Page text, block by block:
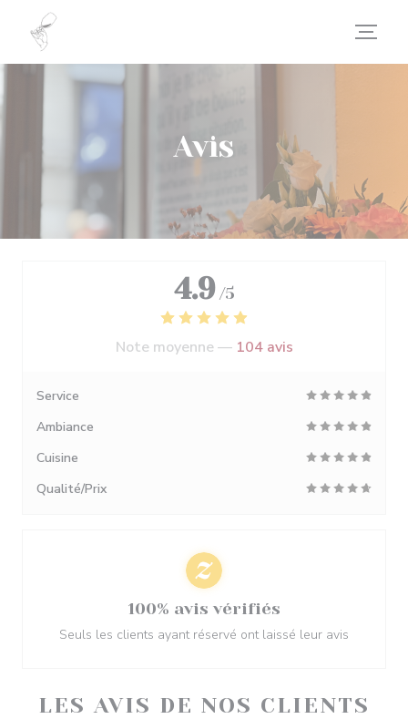
Personnalisation de vos choix en matière de cookies
Avis
LES AVIS DE NOS CLIENTS
4.9 /5
Note moyenne — 104 avis
Service
Ambiance
Cuisine
Qualité/Prix
100% avis vérifiés
Seuls les clients ayant réservé ont laissé leur avis